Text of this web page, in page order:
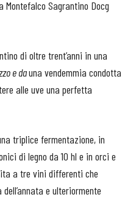
Montefalco Sagrantino Docg
di oltre trent’anni in una
e dauna vendemmia condotta
alle uve una perfetta
triplice fermentazione, in
di legno da 10 hl e in orci e
a tre vini differenti che
e ulteriormente